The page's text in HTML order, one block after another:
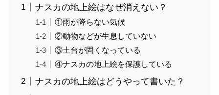
ナスカの地上絵はなぜ消えない？
①雨が降らない気候
②動物などが生息していない
③土台が固くなっている
④ナスカの地上絵を保護している
ナスカの地上絵はどうやって書いた？